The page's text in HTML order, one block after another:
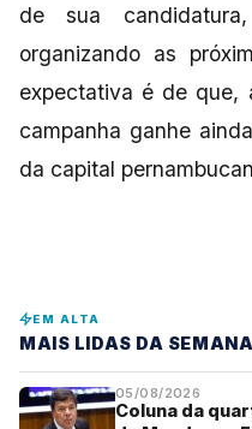
de sua
organizando as
expectativa é de que,
campanha ganhe
da capital
EM ALTA
MAIS LIDAS DA SEMANA
05/08/2026
Coluna da